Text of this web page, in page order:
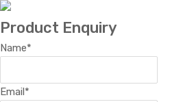
Product Enquiry
Name*
Email*